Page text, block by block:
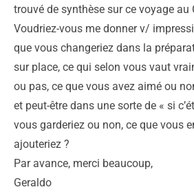
trouvé de synthèse sur ce voyage au
Voudriez-vous me donner v/
que vous changeriez dans la
sur place, ce qui selon vous vaut
ou pas, ce que vous avez aimé ou
et peut-être dans une sorte de « si
vous garderiez ou non, ce que vous
ajouteriez ?
Par avance, merci beaucoup,
Geraldo